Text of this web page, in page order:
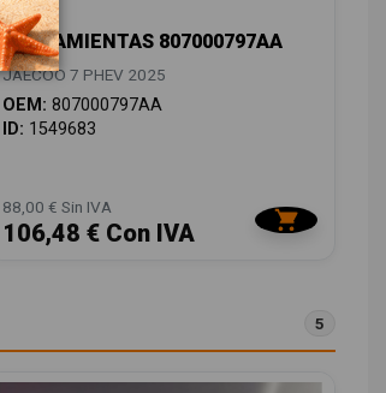
HERRAMIENTAS 807000797AA
JAECOO 7 PHEV 2025
OEM: 807000797AA
ID: 1549683
88,00 € Sin IVA
106,48 € Con IVA
5